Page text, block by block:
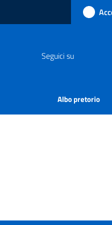
Seguici su
Albo pretorio